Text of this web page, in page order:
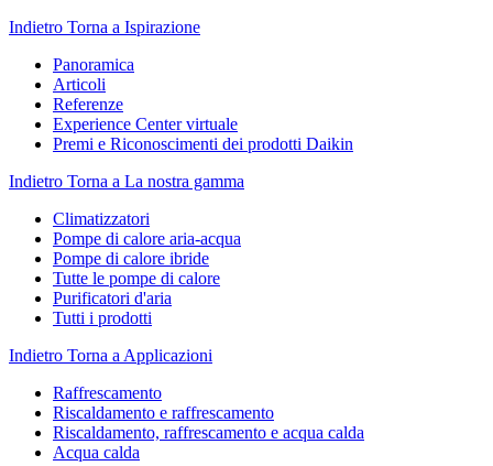
Indietro Torna a Ispirazione
Panoramica
Articoli
Referenze
Experience Center virtuale
Premi e Riconoscimenti dei prodotti Daikin
Indietro Torna a La nostra gamma
Climatizzatori
Pompe di calore aria-acqua
Pompe di calore ibride
Tutte le pompe di calore
Purificatori d'aria
Tutti i prodotti
Indietro Torna a Applicazioni
Raffrescamento
Riscaldamento e raffrescamento
Riscaldamento, raffrescamento e acqua calda
Acqua calda